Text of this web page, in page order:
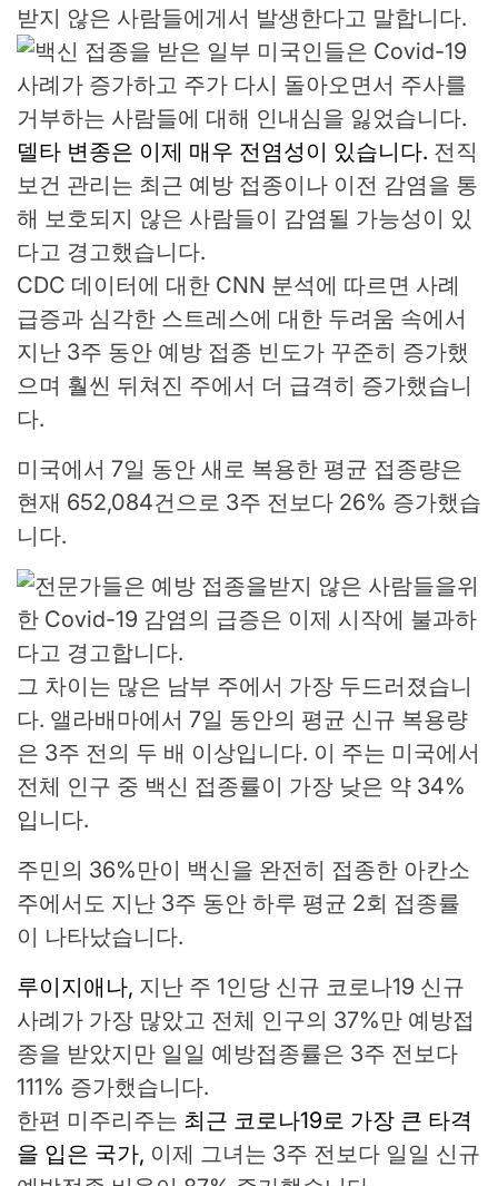
받지 않은 사람들에게서 발생한다고 말합니다.
델타 변종은 이제 매우 전염성이 있습니다. 전직
보건 관리는 최근 예방 접종이나 이전 감염을 통
해 보호되지 않은 사람들이 감염될 가능성이 있
다고 경고했습니다.
CDC 데이터에 대한 CNN 분석에 따르면 사례
급증과 심각한 스트레스에 대한 두려움 속에서
지난 3주 동안 예방 접종 빈도가 꾸준히 증가했
으며 훨씬 뒤쳐진 주에서 더 급격히 증가했습니
다.
미국에서 7일 동안 새로 복용한 평균 접종량은
현재 652,084건으로 3주 전보다 26% 증가했습
니다.
그 차이는 많은 남부 주에서 가장 두드러졌습니
다. 앨라배마에서 7일 동안의 평균 신규 복용량
은 3주 전의 두 배 이상입니다. 이 주는 미국에서
전체 인구 중 백신 접종률이 가장 낮은 약 34%
입니다.
주민의 36%만이 백신을 완전히 접종한 아칸소
주에서도 지난 3주 동안 하루 평균 2회 접종률
이 나타났습니다.
루이지애나, 지난 주 1인당 신규 코로나19 신규
사례가 가장 많았고 전체 인구의 37%만 예방접
종을 받았지만 일일 예방접종률은 3주 전보다
111% 증가했습니다.
한편 미주리주는 최근 코로나19로 가장 큰 타격
을 입은 국가, 이제 그녀는 3주 전보다 일일 신규